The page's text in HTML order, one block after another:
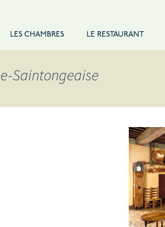
LES CHAMBRES
DOUBLE CONFORT
LE RESTAURANT
Saintongeaise